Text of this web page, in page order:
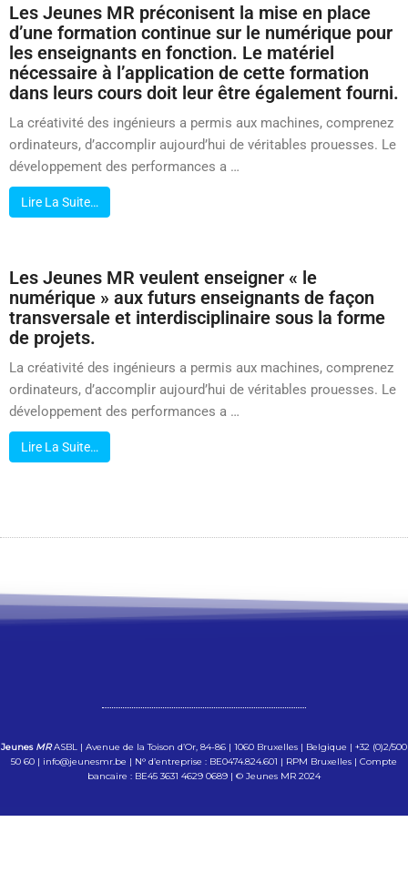
Les Jeunes MR préconisent la mise en place
d’une formation continue sur le numérique pour
les enseignants en fonction. Le matériel
nécessaire à l’application de cette formation
dans leurs cours doit leur être également fourni.
La créativité des ingénieurs a permis aux machines, comprenez
ordinateurs, d’accomplir aujourd’hui de véritables prouesses. Le
développement des performances a …
Lire La Suite…
Les Jeunes MR veulent enseigner « le
numérique » aux futurs enseignants de façon
transversale et interdisciplinaire sous la forme
de projets.
La créativité des ingénieurs a permis aux machines, comprenez
ordinateurs, d’accomplir aujourd’hui de véritables prouesses. Le
développement des performances a …
Lire La Suite…
Jeunes MRASBL | Avenue de la Toison d’Or, 84-86 | 1060 Bruxelles | Belgique | +32 (0)2/500
50 60 | info@jeunesmr.be | N° d’entreprise : BE0474.824.601 | RPM Bruxelles | Compte
bancaire : BE45 3631 4629 0689 | © Jeunes MR 2024